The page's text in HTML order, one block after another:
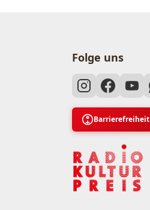
Folge uns
Barrierefreiheit